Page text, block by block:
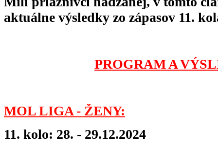
aktuálne výsledky zo zápasov 11.
PROGRAM A
MOL LIGA - ŽENY:
11. kolo: 28. - 29.12.2024